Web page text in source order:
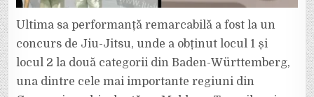
Ultima sa performanță remarcabilă a fost la un
concurs de Jiu-Jitsu, unde a obținut locul 1 și
locul 2 la două categorii din Baden-Württemberg,
una dintre cele mai importante regiuni din